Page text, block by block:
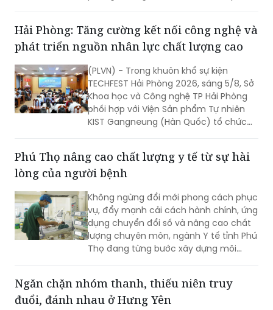
Hải Phòng: Tăng cường kết nối công nghệ và
phát triển nguồn nhân lực chất lượng cao
(PLVN) - Trong khuôn khổ sự kiện
TECHFEST Hải Phòng 2026, sáng 5/8, Sở
Khoa học và Công nghệ TP Hải Phòng
phối hợp với Viện Sản phẩm Tự nhiên
KIST Gangneung (Hàn Quốc) tổ chức
nghiệp TP Hải Phòng.
Phú Thọ nâng cao chất lượng y tế từ sự hài
lòng của người bệnh
Không ngừng đổi mới phong cách phục
vụ, đẩy mạnh cải cách hành chính, ứng
dụng chuyển đổi số và nâng cao chất
lượng chuyên môn, ngành Y tế tỉnh Phú
Thọ đang từng bước xây dựng môi
cơ sở y tế, sự hài lòng của người bệnh
không chỉ là mục tiêu hướng tới mà
Ngăn chặn nhóm thanh, thiếu niên truy
đuổi, đánh nhau ở Hưng Yên